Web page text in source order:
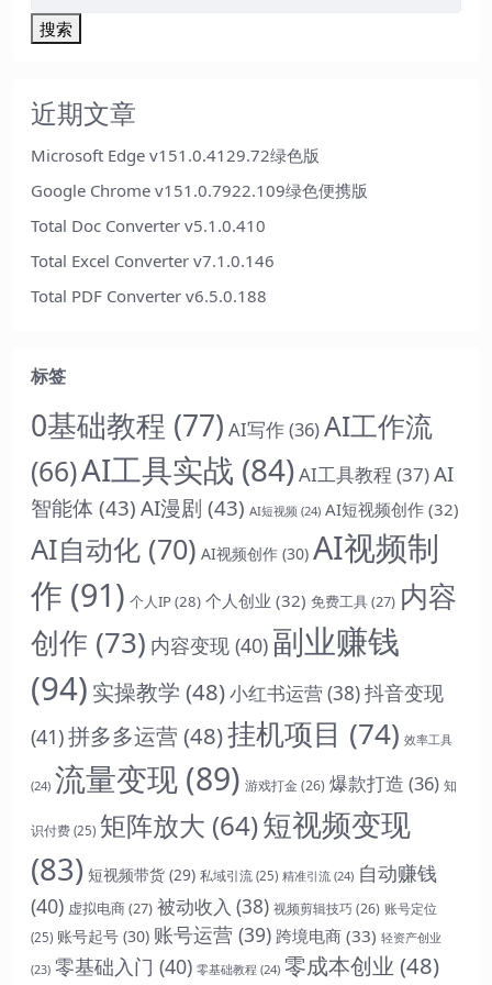
搜索
近期文章
Microsoft Edge v151.0.4129.72绿色版
Google Chrome v151.0.7922.109绿色便携版
Total Doc Converter v5.1.0.410
Total Excel Converter v7.1.0.146
Total PDF Converter v6.5.0.188
标签
0基础教程 (77) AI写作(36)AI工作流
(66)AI工具实战 (84)AI工具教程 (37)AI
智能体 (43) AI漫剧 (43) AI短视频 (24) AI短视频创作 (32)
AI自动化 (70) AI视频创作 (30) AI视频制
作 (91) 个人IP(28) 个人创业 (32) 免费工具(27) 内容
创作 (73) 内容变现 (40) 副业赚钱
(94) 实操教学 (48)小红书运营(38)抖音变现
(41)拼多多运营 (48)挂机项目 (74) 效率工具
(24) 流量变现 (89) 游戏打金(26) 爆款打造 (36) 知
识付费 (25) 矩阵放大 (64)短视频变现
(83) 短视频带货 (29) 私域引流 (25) 精准引流 (24) 自动赚钱
(40) 虚拟电商(27) 被动收入 (38) 视频剪辑技巧(26) 账号定位
(25) 账号起号 (30) 账号运营 (39) 跨境电商 (33) 轻资产创业
(23) 零基础入门 (40) 零基础教程 (24) 零成本创业 (48)